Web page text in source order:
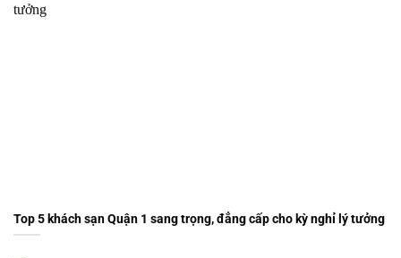
Top 5 khách sạn Quận 1 sang trọng, đẳng cấp cho kỳ nghỉ lý tưởng